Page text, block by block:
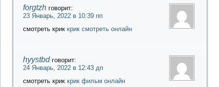
forgtzh говорит:
23 Январь, 2022 в 10:39 пп
смотреть криккрик смотреть онлайн
hyystbd говорит:
24 Январь, 2022 в 12:43 дп
смотреть криккрик фильм онлайн